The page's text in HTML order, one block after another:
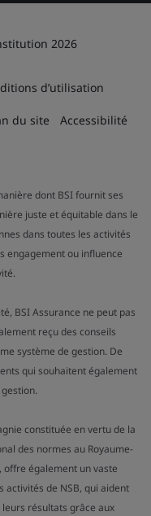
2026
d’utilisation
du site Accessibilité
dont BSI fournit ses
juste et équitable dans le
dans toutes les activités
engagement ou influence
BSI Assurance ne peut pas
reçu des conseils
système de gestion. De
qui souhaitent également
constituée en vertu de la
des normes au Royaume-
offre également un vaste
activités de NSB, qui aident
résultats grâce aux